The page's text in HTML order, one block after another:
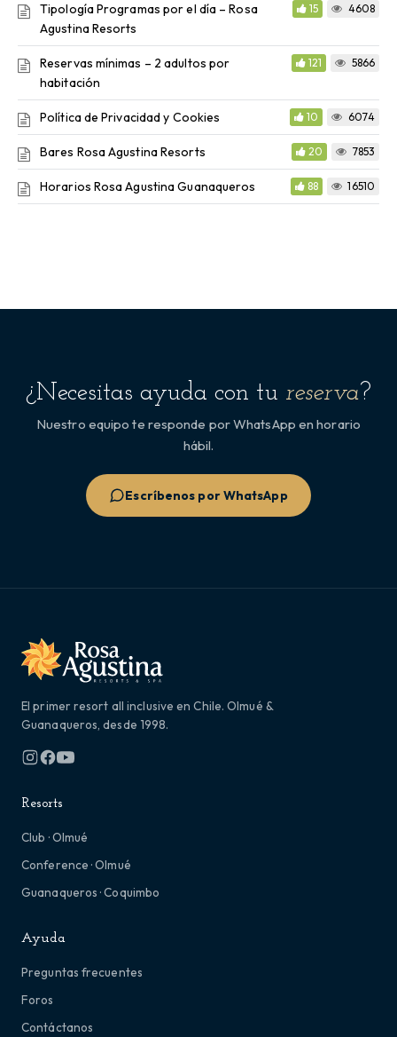
Tipología Programas por el día – Rosa
Agustina Resorts
15 4608
Reservas mínimas – 2 adultos por
habitación
121 5866
Política de Privacidad y Cookies 10 6074
Bares Rosa Agustina Resorts 20 7853
Horarios Rosa Agustina Guanaqueros 88 16510
¿Necesitas ayuda con tu reserva?
Nuestro equipo te responde por WhatsApp en horario
hábil.
Escríbenos por WhatsApp
El primer resort all inclusive en Chile. Olmué &
Guanaqueros, desde 1998.
Resorts
Club · Olmué
Conference · Olmué
Guanaqueros · Coquimbo
Ayuda
Preguntas frecuentes
Foros
Contáctanos